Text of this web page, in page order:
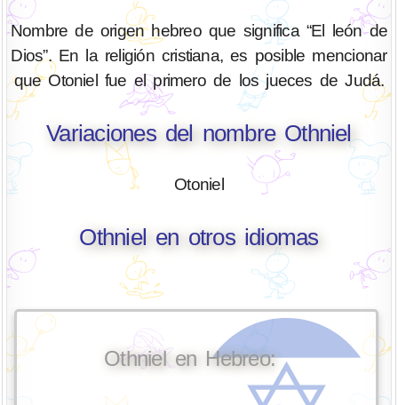
Nombre de origen hebreo que significa “El león de
Dios”. En la religión cristiana, es posible mencionar
que Otoniel fue el primero de los jueces de Judá.
Variaciones del nombre Othniel
Otoniel
Othniel en otros idiomas
Othniel en Hebreo: